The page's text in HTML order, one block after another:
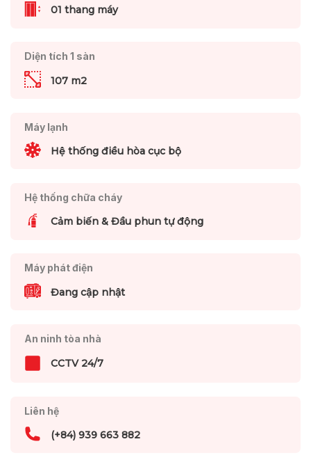
01 thang máy
Diện tích 1 sàn
107 m2
Máy lạnh
Hệ thống điều hòa cục bộ
Hệ thống chữa cháy
Cảm biến & Đầu phun tự động
Máy phát điện
Đang cập nhật
An ninh tòa nhà
CCTV 24/7
Liên hệ
(+84) 939 663 882